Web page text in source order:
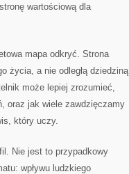
wartościową dla
mapa odkryć. Strona
życia, a nie odległą dziedziną
może lepiej zrozumieć,
oraz jak wiele zawdzięczamy
który uczy.
Nie jest to przypadkowy
wpływu ludzkiego